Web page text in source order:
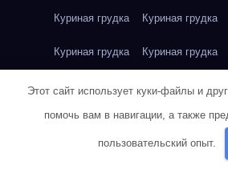
Куриная грудка Куриная грудка
Куриная грудка Куриная грудка
Куриная грудка Куриное яйцо
Куриное яйцо Куриное яйцо
Этот сайт использует куки-файлы и
помочь вам в навигации, а также
пользовательский опыт.